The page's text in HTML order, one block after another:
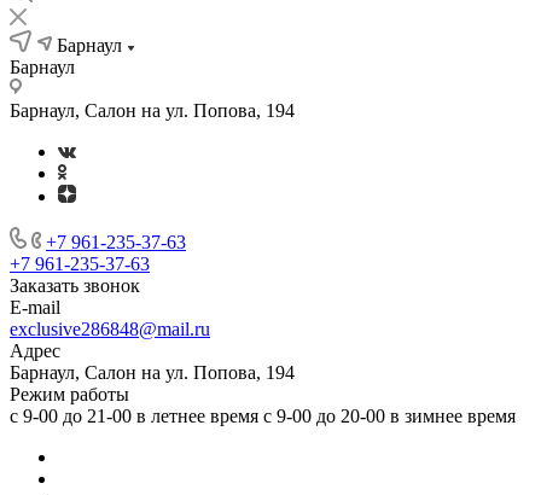
Барнаул
Барнаул
Барнаул, Салон на ул. Попова, 194
+7 961-235-37-63
+7 961-235-37-63
Заказать звонок
E-mail
exclusive286848@mail.ru
Адрес
Барнаул, Салон на ул. Попова, 194
Режим работы
с 9-00 до 21-00 в летнее время с 9-00 до 20-00 в зимнее время